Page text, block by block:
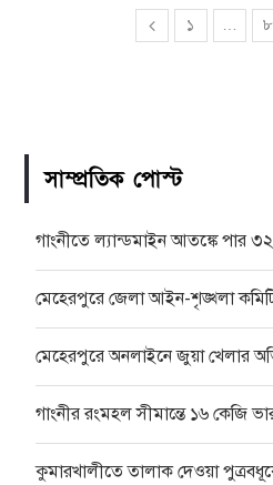
১ … ৮
সাম্প্রতিক পোস্ট
গাংনীতে ল্যান্ডমাইন আতঙ্কে পার
মেহেরপুরে জেলা আইন-শৃঙ্খলা
মেহেরপুরে অনলাইনে জুয়া খেলার
গাংনীর রংমহল সীমান্তে ১৬ কেজি
কুমারখালীতে তালাক দেওয়া